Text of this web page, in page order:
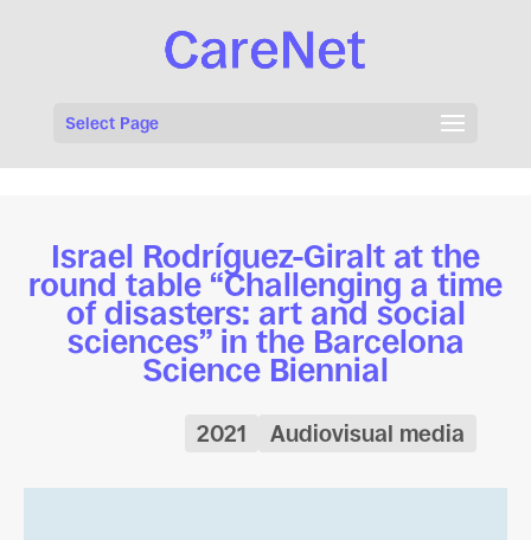
Select Page
Israel Rodríguez-Giralt at the
round table “Challenging a time
of disasters: art and social
sciences” in the Barcelona
Science Biennial
2021 Audiovisual media